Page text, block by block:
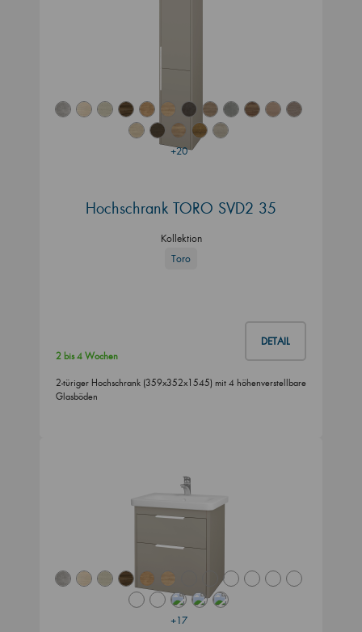
+20
Hochschrank TORO SVD2 35
Kollektion
Toro
DETAIL
2 bis 4 Wochen
2-türiger Hochschrank (359x352x1545) mit 4 höhenverstellbare
Glasböden
+17